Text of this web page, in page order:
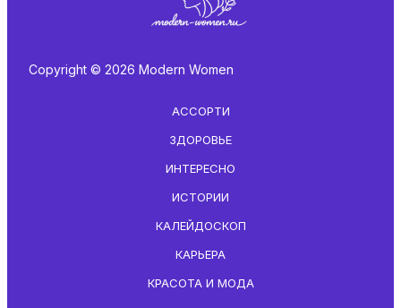
Copyright © 2026 Modern Women
АССОРТИ
ЗДОРОВЬЕ
ИНТЕРЕСНО
ИСТОРИИ
КАЛЕЙДОСКОП
КАРЬЕРА
КРАСОТА И МОДА